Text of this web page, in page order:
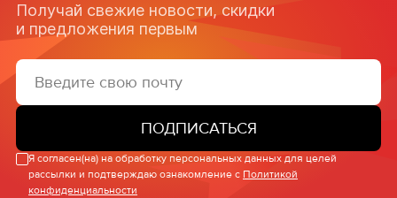
Получай свежие новости, скидки
и предложения первым
ПОДПИСАТЬСЯ
Я согласен(на) на обработку персональных данных для целей
рассылки и подтверждаю ознакомление с Политикой
конфиденциальности